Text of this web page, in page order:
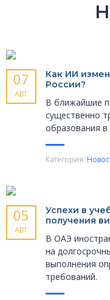
07
АВГ
Как ИИ
России?
В ближайшие
существенно
образования в
Категория:
05
АВГ
Успехи в
получения
В ОАЭ
на
выполнения
требований.